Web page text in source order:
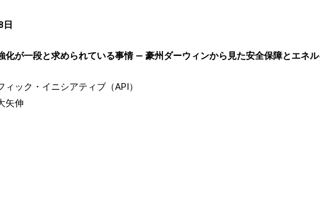
化が一段と求められている事情 ― 豪州ダーウィンから見た安全保障とエネ
ィック・イニシアティブ（API）
矢伸